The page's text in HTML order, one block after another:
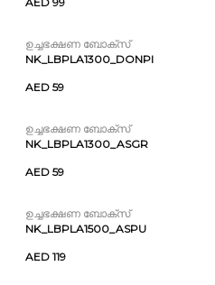
ഉച്ചഭക്ഷണ ബോക്സ്
NK_LBPLA1300_DONPI
AED 59
ഉച്ചഭക്ഷണ ബോക്സ്
NK_LBPLA1300_ASGR
AED 59
ഉച്ചഭക്ഷണ ബോക്സ്
NK_LBPLA1500_ASPU
AED 119